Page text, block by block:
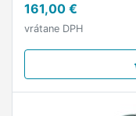
161,00 €
vrátane DPH